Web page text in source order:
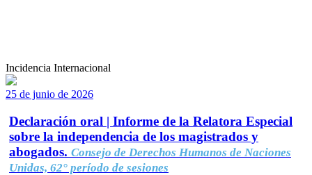
Incidencia Internacional
25 de junio de 2026
Declaración oral | Informe de la Relatora Especial
sobre la independencia de los magistrados y
abogados. Consejo de Derechos Humanos de Naciones
Unidas, 62° período de sesiones